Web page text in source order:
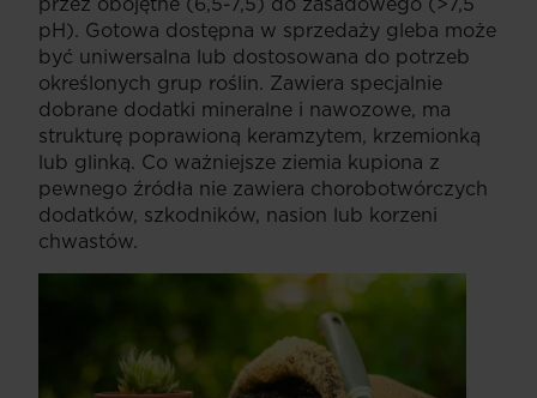
pH). Gotowa dostępna w sprzedaży gleba może
być uniwersalna lub dostosowana do potrzeb
określonych grup roślin. Zawiera specjalnie
dobrane dodatki mineralne i nawozowe, ma
strukturę poprawioną keramzytem, krzemionką
lub glinką. Co ważniejsze ziemia kupiona z
pewnego źródła nie zawiera chorobotwórczych
dodatków, szkodników, nasion lub korzeni
chwastów.